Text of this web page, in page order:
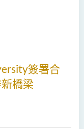
簽署合
橋梁